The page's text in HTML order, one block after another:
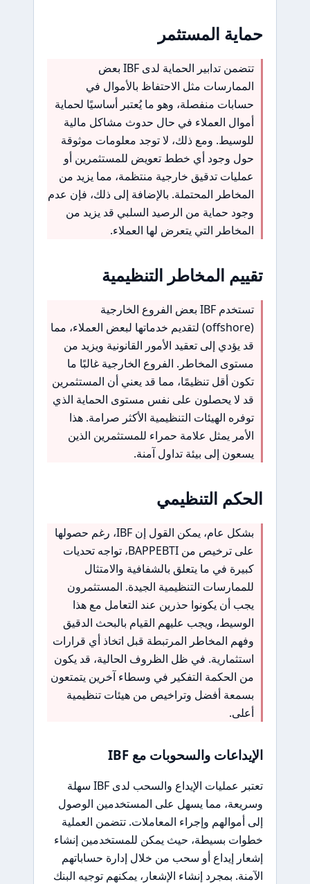
حماية المستثمر
تتضمن تدابير الحماية لدى IBF بعض
الممارسات مثل الاحتفاظ بالأموال في
حسابات منفصلة، وهو ما يُعتبر أساسيًا لحماية
أموال العملاء في حال حدوث مشاكل مالية
للوسيط. ومع ذلك، لا توجد معلومات موثوقة
حول وجود أي خطط تعويض للمستثمرين أو
عمليات تدقيق خارجية منتظمة، مما يزيد من
المخاطر المحتملة. بالإضافة إلى ذلك، فإن عدم
وجود حماية من الرصيد السلبي قد يزيد من
المخاطر التي يتعرض لها العملاء.
تقييم المخاطر التنظيمية
تستخدم IBF بعض الفروع الخارجية
(offshore) لتقديم خدماتها لبعض العملاء، مما
قد يؤدي إلى تعقيد الأمور القانونية ويزيد من
مستوى المخاطر. الفروع الخارجية غالبًا ما
تكون أقل تنظيمًا، مما قد يعني أن المستثمرين
قد لا يحصلون على نفس مستوى الحماية الذي
توفره الهيئات التنظيمية الأكثر صرامة. هذا
الأمر يمثل علامة حمراء للمستثمرين الذين
يسعون إلى بيئة تداول آمنة.
الحكم التنظيمي
بشكل عام، يمكن القول إن IBF، رغم حصولها
على ترخيص من BAPPEBTI، تواجه تحديات
كبيرة في ما يتعلق بالشفافية والامتثال
للممارسات التنظيمية الجيدة. المستثمرون
يجب أن يكونوا حذرين عند التعامل مع هذا
الوسيط، ويجب عليهم القيام بالبحث الدقيق
وفهم المخاطر المرتبطة قبل اتخاذ أي قرارات
استثمارية. في ظل الظروف الحالية، قد يكون
من الحكمة التفكير في وسطاء آخرين يتمتعون
بسمعة أفضل وتراخيص من هيئات تنظيمية
أعلى.
الإيداعات والسحوبات مع IBF
تعتبر عمليات الإيداع والسحب لدى IBF سهلة
وسريعة، مما يسهل على المستخدمين الوصول
إلى أموالهم وإجراء المعاملات. تتضمن العملية
خطوات بسيطة، حيث يمكن للمستخدمين إنشاء
إشعار إيداع أو سحب من خلال إدارة حساباتهم
الآمنة. بمجرد إنشاء الإشعار، يمكنهم توجيه البنك